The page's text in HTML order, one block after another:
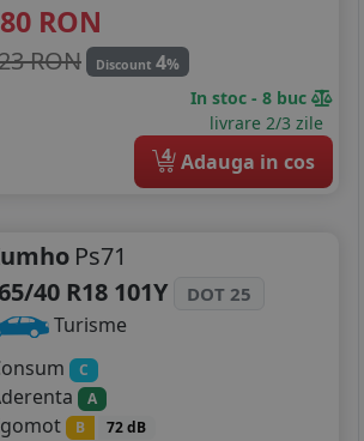
RON
RON Discount 4%
In stoc - 8 buc
livrare 2/3 zile
4 Adauga in cos
Ps71
40 R18 101Y
DOT 25
Turisme
C
A
B 72 dB